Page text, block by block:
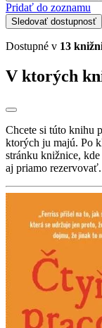
Pridať do zoznamu
Sledovať dostupnosť
Dostupné v 13
V ktorých
Chcete si túto knihu
ktorých ju majú. Po
stránku knižnice,
aj priamo rezervovať.